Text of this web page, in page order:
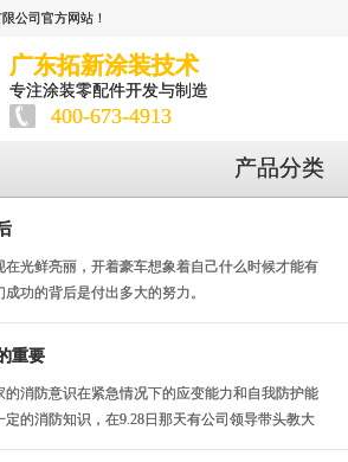
公司官方网站！
广东拓新涂装技术
专注涂装零配件开发与制造
400-673-4913
产品分类
光鲜亮丽，开着豪车想象着自己什么时候才能有
功的背后是付出多大的努力。
重要
消防意识在紧急情况下的应变能力和自我防护能
的消防知识，在9.28日那天有公司领导带头教大